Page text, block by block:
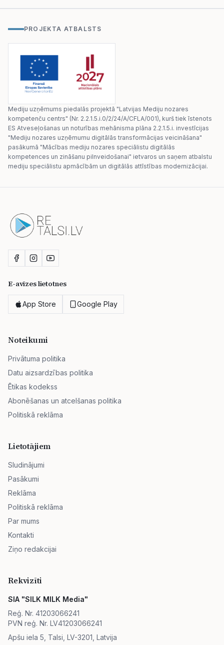
PROJEKTA ATBALSTS
Mediju uzņēmums piedalās projektā "Latvijas Mediju nozares
kompetenču centrs" (Nr. 2.2.1.5.i.0/2/24/A/CFLA/001), kurš tiek īstenots
ES Atveseļošanas un noturības mehānisma plāna 2.2.1.5.i. investīcijas
"Mediju nozares uzņēmumu digitālās transformācijas veicināšana"
pasākumā "Mācības mediju nozares speciālistu digitālās
kompetences un zināšanu pilnveidošanai" ietvaros un saņem atbalstu
mediju speciālistu apmācībām un digitālās attīstības modernizācijai.
E-avīzes lietotnes
App Store Google Play
Noteikumi
Privātuma politika
Datu aizsardzības politika
Ētikas kodekss
Abonēšanas un atcelšanas politika
Politiskā reklāma
Lietotājiem
Sludinājumi
Pasākumi
Reklāma
Politiskā reklāma
Par mums
Kontakti
Ziņo redakcijai
Rekvizīti
SIA "SILK MILK Media"
Reģ. Nr. 41203066241
PVN reģ. Nr. LV41203066241
Apšu iela 5, Talsi, LV-3201, Latvija